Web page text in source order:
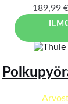
189,99 €